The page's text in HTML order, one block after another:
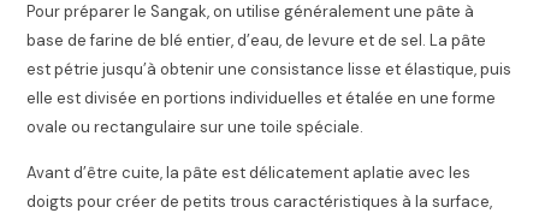
Pour préparer le Sangak, on utilise généralement une pâte à
base de farine de blé entier, d’eau, de levure et de sel. La pâte
est pétrie jusqu’à obtenir une consistance lisse et élastique, puis
elle est divisée en portions individuelles et étalée en une forme
ovale ou rectangulaire sur une toile spéciale.
Avant d’être cuite, la pâte est délicatement aplatie avec les
doigts pour créer de petits trous caractéristiques à la surface,